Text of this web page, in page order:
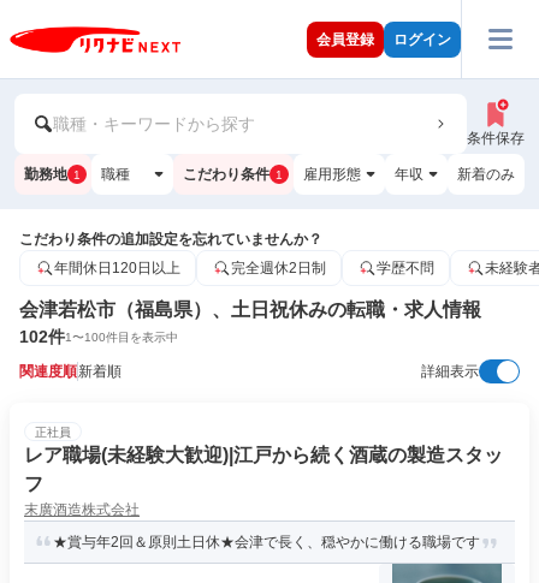
会員登録 ログイン
職種・キーワードから探す
条件保存
勤務地 1 職種 こだわり条件 1 雇用形態 年収 新着のみ
こだわり条件の追加設定を忘れていませんか？
年間休日120日以上
完全週休2日制 学歴不問 未経験
会津若松市（福島県）、土日祝休みの転職・求人情報
102件1〜100件目を表示中
関連度順新着順 詳細表示
正社員
レア職場(未経験大歓迎)|江戸から続く酒蔵の製造スタッ
フ
末廣酒造株式会社
★賞与年2回＆原則土日休★会津で長く、穏やかに働ける職場です